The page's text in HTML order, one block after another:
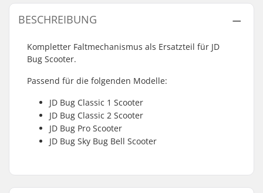
BESCHREIBUNG
Kompletter Faltmechanismus als Ersatzteil für JD
Bug Scooter.
Passend für die folgenden Modelle:
JD Bug Classic 1 Scooter
JD Bug Classic 2 Scooter
JD Bug Pro Scooter
JD Bug Sky Bug Bell Scooter